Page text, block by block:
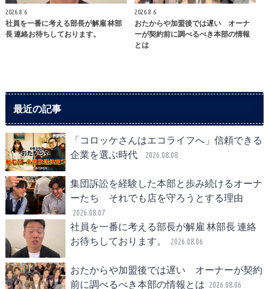
2026.8.6
社員を一番に考える部長が解雇 林部
長 連絡お待ちしております。
2026.8.6
おたからや加盟後では遅い オーナ
ーが契約前に調べるべき本部の情報
とは
最近の記事
「コロッケさんはエコライフへ」信頼できる
企業を選ぶ時代
2026.08.08
集団訴訟を経験した本部と歩み続けるオーナ
ーたち それでも店を守ろうとする理由
2026.08.07
社員を一番に考える部長が解雇 林部長 連絡
お待ちしております。
2026.08.06
おたからや加盟後では遅い オーナーが契約
前に調べるべき本部の情報とは 2026.08.06